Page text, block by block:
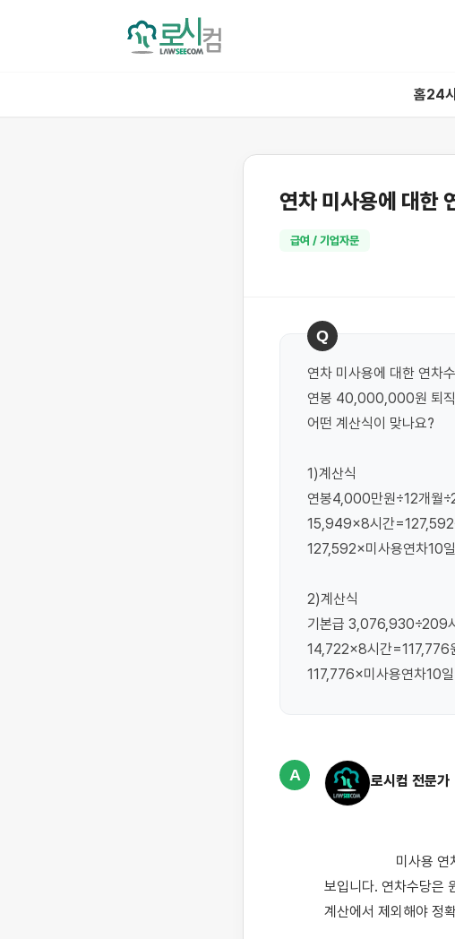
홈24
연차 미사용에 대한
급여 / 기업자문
Q
연차 미사용에 대한 연차
연봉 40,000,000원 퇴
어떤 계산식이 맞나요?
1)계산식
연봉4,000만원÷12개월
15,949×8시간=127,592
127,592×미사용연차10
2)계산식
기본급 3,076,930÷209
14,722×8시간=117,776
117,776×미사용연차10
A 로시컴 전문가
보입니다. 연차수당은
계산에서 제외해야 정